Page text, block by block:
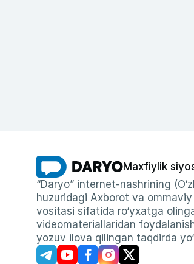
Maxfiylik
“Daryo” internet-nashrining
huzuridagi Axborot va
vositasi sifatida ro‘yxatga
videomateriallaridan
yozuv ilova qilingan taqdirda